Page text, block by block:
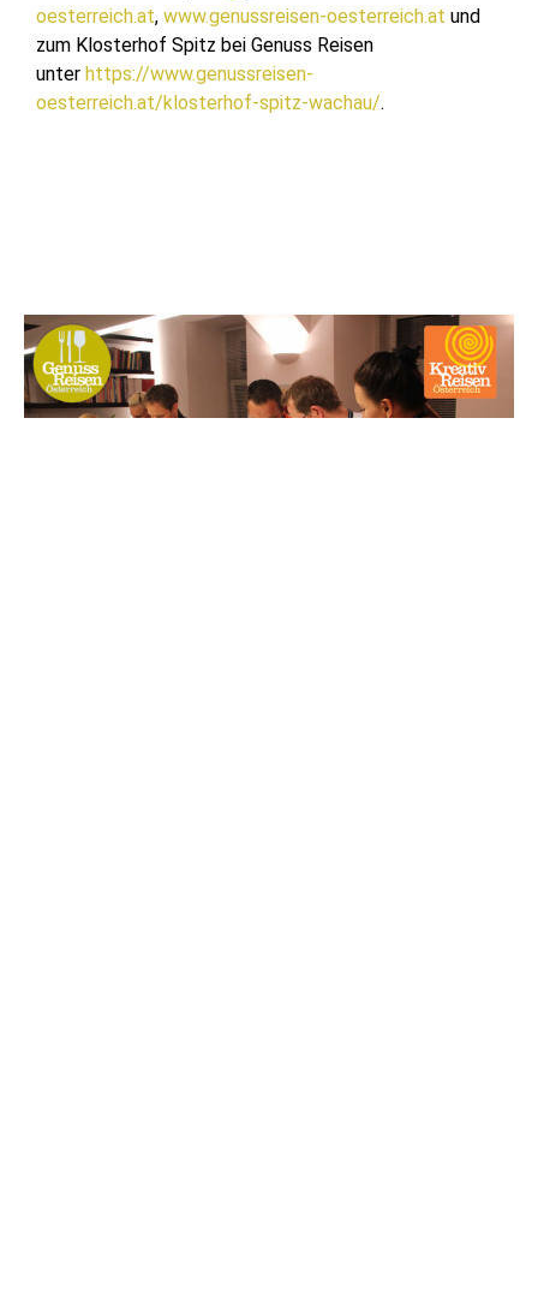
oesterreich.at, www.genussreisen-oesterreich.at und
zum Klosterhof Spitz bei Genuss Reisen
unter https://www.genussreisen-
oesterreich.at/klosterhof-spitz-wachau/.